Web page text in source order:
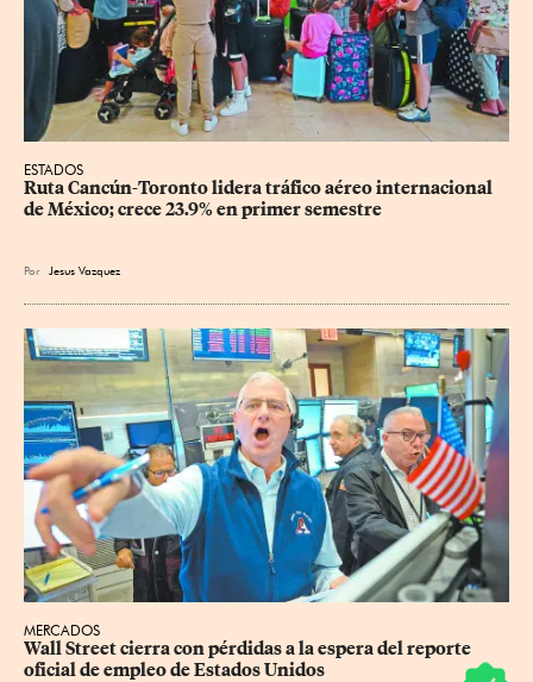
ESTADOS
Ruta Cancún-Toronto lidera tráfico aéreo internacional
de México; crece 23.9% en primer semestre
Por Jesus Vazquez
MERCADOS
Wall Street cierra con pérdidas a la espera del reporte
oficial de empleo de Estados Unidos